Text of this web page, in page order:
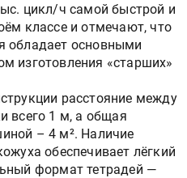
цикл/ч самой быстрой и
классе и отмечают, что
обладает основными
изготовления «старших»
расстояние между
всего 1 м, а общая
– 4 м². Наличие
обеспечивает лёгкий
формат тетрадей —